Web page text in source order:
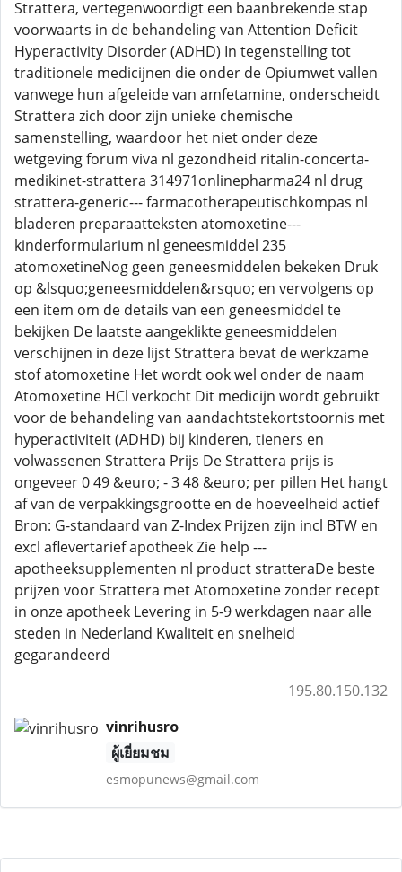
Strattera, vertegenwoordigt een baanbrekende stap
voorwaarts in de behandeling van Attention Deficit
Hyperactivity Disorder (ADHD) In tegenstelling tot
traditionele medicijnen die onder de Opiumwet vallen
vanwege hun afgeleide van amfetamine, onderscheidt
Strattera zich door zijn unieke chemische
samenstelling, waardoor het niet onder deze
wetgeving forum viva nl gezondheid ritalin-concerta-
medikinet-strattera 314971onlinepharma24 nl drug
strattera-generic--- farmacotherapeutischkompas nl
bladeren preparaatteksten atomoxetine---
kinderformularium nl geneesmiddel 235
atomoxetineNog geen geneesmiddelen bekeken Druk
op &lsquo;geneesmiddelen&rsquo; en vervolgens op
een item om de details van een geneesmiddel te
bekijken De laatste aangeklikte geneesmiddelen
verschijnen in deze lijst Strattera bevat de werkzame
stof atomoxetine Het wordt ook wel onder de naam
Atomoxetine HCl verkocht Dit medicijn wordt gebruikt
voor de behandeling van aandachtstekortstoornis met
hyperactiviteit (ADHD) bij kinderen, tieners en
volwassenen Strattera Prijs De Strattera prijs is
ongeveer 0 49 &euro; - 3 48 &euro; per pillen Het hangt
af van de verpakkingsgrootte en de hoeveelheid actief
Bron: G-standaard van Z-Index Prijzen zijn incl BTW en
excl aflevertarief apotheek Zie help ---
apotheeksupplementen nl product stratteraDe beste
prijzen voor Strattera met Atomoxetine zonder recept
in onze apotheek Levering in 5-9 werkdagen naar alle
steden in Nederland Kwaliteit en snelheid
gegarandeerd
195.80.150.132
vinrihusro
ผู้เยี่ยมชม
esmopunews@gmail.com